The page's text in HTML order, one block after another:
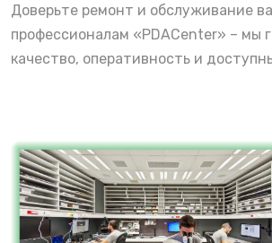
Доверьте ремонт и обслуживание
профессионалам «PDACenter» – мы
качество, оперативность и